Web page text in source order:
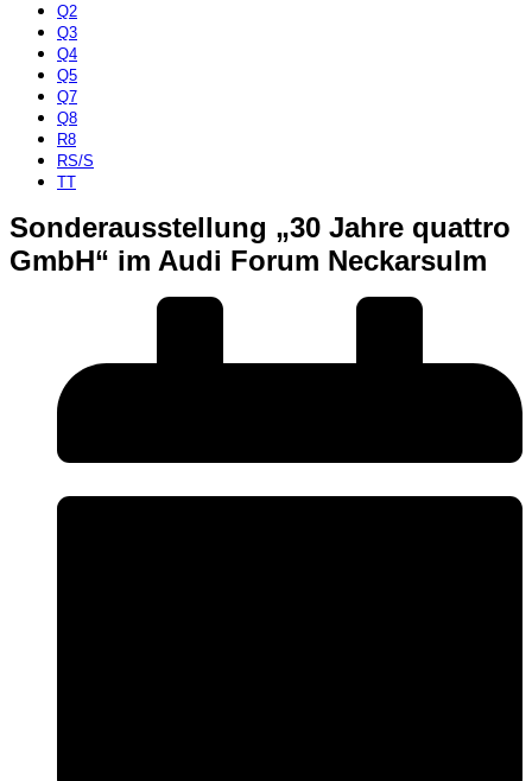
Q2
Q3
Q4
Q5
Q7
Q8
R8
RS/S
TT
Sonderausstellung „30 Jahre quattro
GmbH“ im Audi Forum Neckarsulm